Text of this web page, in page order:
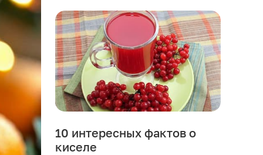
10 интересных фактов о
киселе